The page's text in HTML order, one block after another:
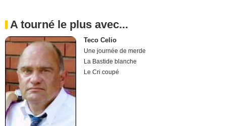
A tourné le plus avec...
Teco Celio
Une journée de merde
La Bastide blanche
Le Cri coupé